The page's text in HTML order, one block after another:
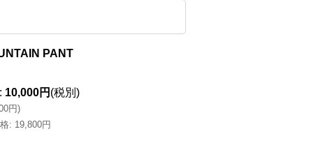
PANT
: 10,000円 (税別)
円)
: 19,800円